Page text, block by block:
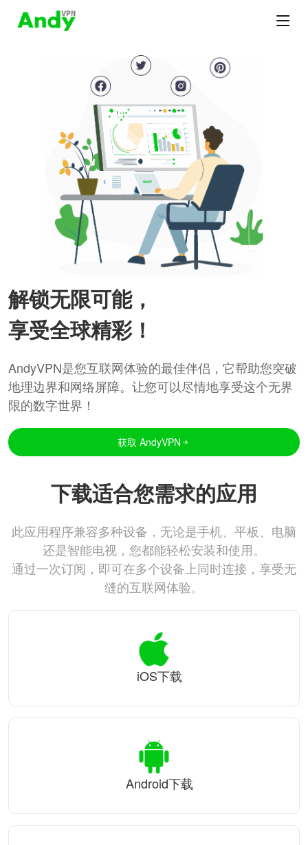
解锁无限可能，
享受全球精彩！
AndyVPN是您互联网体验的最佳伴侣，它帮助您突破
地理边界和网络屏障。让您可以尽情地享受这个无界
限的数字世界！
获取 AndyVPN
下载适合您需求的应用
此应用程序兼容多种设备，无论是手机、平板、电脑
还是智能电视，您都能轻松安装和使用。
通过一次订阅，即可在多个设备上同时连接，享受无
缝的互联网体验。
iOS下载
Android下载